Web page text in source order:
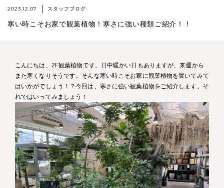
2023.12.07 スタッフブログ
寒い時こそお家で観葉植物！寒さに強い種類ご紹介！！
こんにちは、2F観葉植物です。日中暖かい日もありますが、来週から
また寒くなりそうです。そんな寒い時こそお家に観葉植物を置いてみて
はいかがでしょう！？今回は、寒さに強い観葉植物をご紹介します。そ
れではいってみましょう！